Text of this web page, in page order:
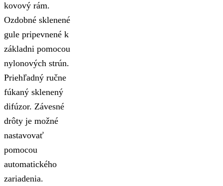
kovový rám.
Ozdobné sklenené
gule pripevnené k
základni pomocou
nylonových strún.
Priehľadný ručne
fúkaný sklenený
difúzor. Závesné
drôty je možné
nastavovať
pomocou
automatického
zariadenia.